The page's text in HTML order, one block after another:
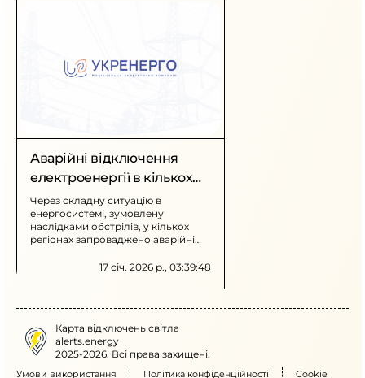
Аварійні відключення
електроенергії в кількох
регіонах
Через складну ситуацію в
енергосистемі, зумовлену
наслідками обстрілів, у кількох
регіонах запроваджено аварійні
Графіки знеструмлення тимчасово
17 січ. 2026 р., 03:39:48
Карта відключень світла
alerts.energy
2025-2026. Всі права захищені.
Умови використання Політика конфіденційності Cookie